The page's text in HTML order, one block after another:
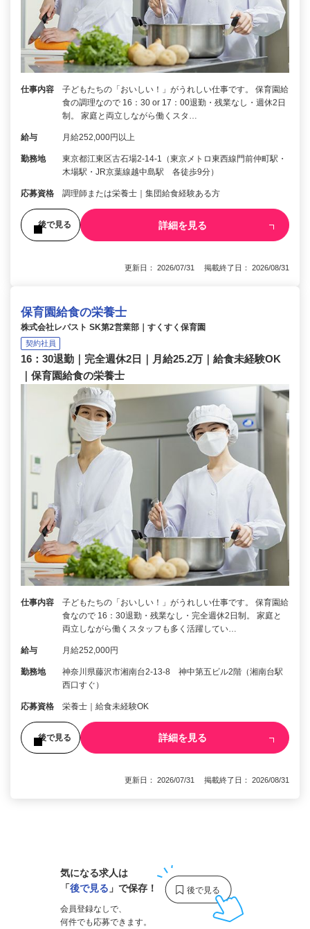
仕事内容
子どもたちの「おいしい！」がうれしい仕事です。 保育園給
食の調理なので 16：30 or 17：00退勤・残業なし・週休2日
制。 家庭と両立しながら働くスタ…
給与 月給252,000円以上
勤務地
東京都江東区古石場2-14-1（東京メトロ東西線門前仲町駅・
木場駅・JR京葉線越中島駅 各徒歩9分）
応募資格 調理師または栄養士｜集団給食経験ある方
後で見る 詳細を見る
更新日： 2026/07/31 掲載終了日： 2026/08/31
保育園給食の栄養士
株式会社レパスト SK第2営業部｜すくすく保育園
契約社員
16：30退勤｜完全週休2日｜月給25.2万｜給食未経験OK
｜保育園給食の栄養士
仕事内容
子どもたちの「おいしい！」がうれしい仕事です。 保育園給
食なので 16：30退勤・残業なし・完全週休2日制。 家庭と
両立しながら働くスタッフも多く活躍してい…
給与 月給252,000円
勤務地
神奈川県藤沢市湘南台2-13-8 神中第五ビル2階（湘南台駅
西口すぐ）
応募資格 栄養士｜給食未経験OK
後で見る 詳細を見る
更新日： 2026/07/31 掲載終了日： 2026/08/31
気になる求人は
「後で見る 」で保存！
会員登録なしで、
何件でも応募できます。